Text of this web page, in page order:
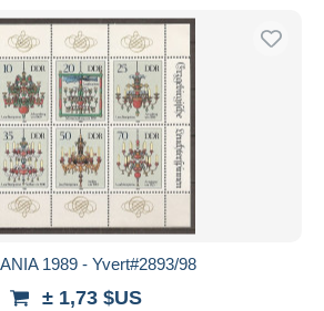
1989 - Yvert#2893/98
± 1,73 $US